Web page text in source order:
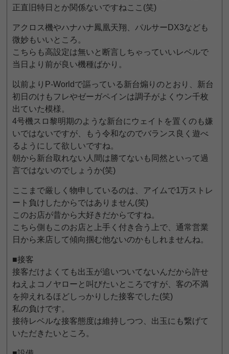
正直旧特日とか関係ないですねここ(笑)
アクロス機やハナハナ鳳凰天翔、パルサーDX3なども
微妙もいいところ。
こちらも高設定は無いと断言しちゃっていいレベルで
当日より前が良い機種ばかり。
以前よりP-Worldで謳っている新台煽りのとおり、新台
初日のけもフレやゼーガペインは調子がよくウン千枚
出ていた模様。
4号機スロ黎明期のような新台にウェイトを置くのも嫌
いではないですが、もう令和なのでバランス良く遊べ
るようにして欲しいですね。
朝から新台取れない人間は勝てないも同然といって過
言ではないのでしょうか(笑)
ここまで厳しく物申しているのは、アイムで1万ストレ
ート負けしたからではありません(笑)
このお店が昔から大好きだからですね。
こちら側もこのお店と上手く付き合う上で、通常営業
日から来店して傾向掴む他ないのかもしれませんね。
■接客
接客だけよくても出玉が追いついてないんだから許せ
ねえよコノヤローと叫びたいところですが、客の不満
を抑えれるほどしっかりした接客でした(笑)
私の負けです。
接待レベルな接客態度は維持しつつ、出玉にも繋げて
いただきたいところ。